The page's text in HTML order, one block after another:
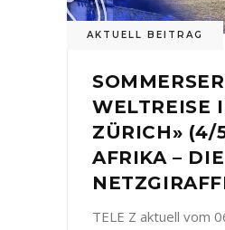
AKTUELL BEITRAG
WELTREISE
ZÜRICH» (4/
AFRIKA – DIE
TELE Z aktuell vom